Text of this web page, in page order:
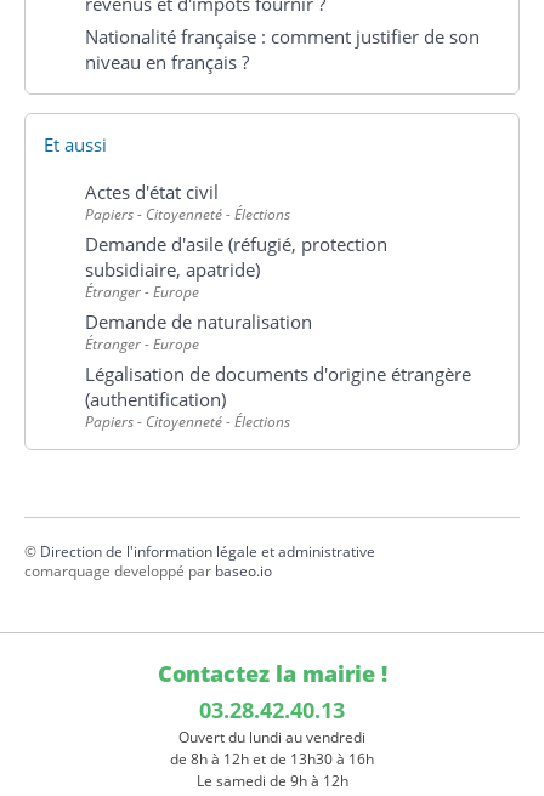
Nationalité française : comment justifier de son
niveau en français ?
Et aussi
Actes d'état civil
Papiers - Citoyenneté - Élections
Demande d'asile (réfugié, protection
subsidiaire, apatride)
Étranger - Europe
Demande de naturalisation
Étranger - Europe
Légalisation de documents d'origine étrangère
(authentification)
Papiers - Citoyenneté - Élections
© Direction de l'information légale et administrative
comarquage developpé par baseo.io
Contactez la mairie !
03.28.42.40.13
Ouvert du lundi au vendredi
de 8h à 12h et de 13h30 à 16h
Le samedi de 9h à 12h